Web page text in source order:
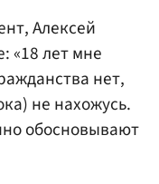
Алексей
«18 лет мне
нет,
не нахожусь.
обосновывают